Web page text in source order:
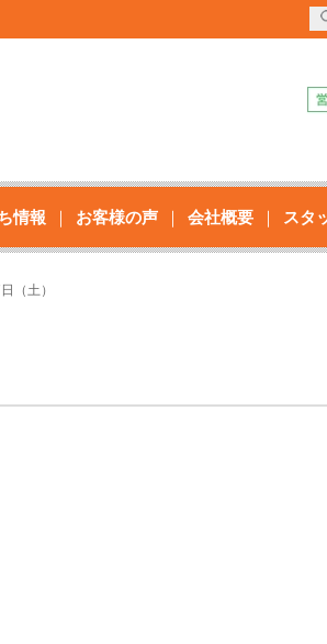
情報 お客様の声 会社概要 スタ
（土）